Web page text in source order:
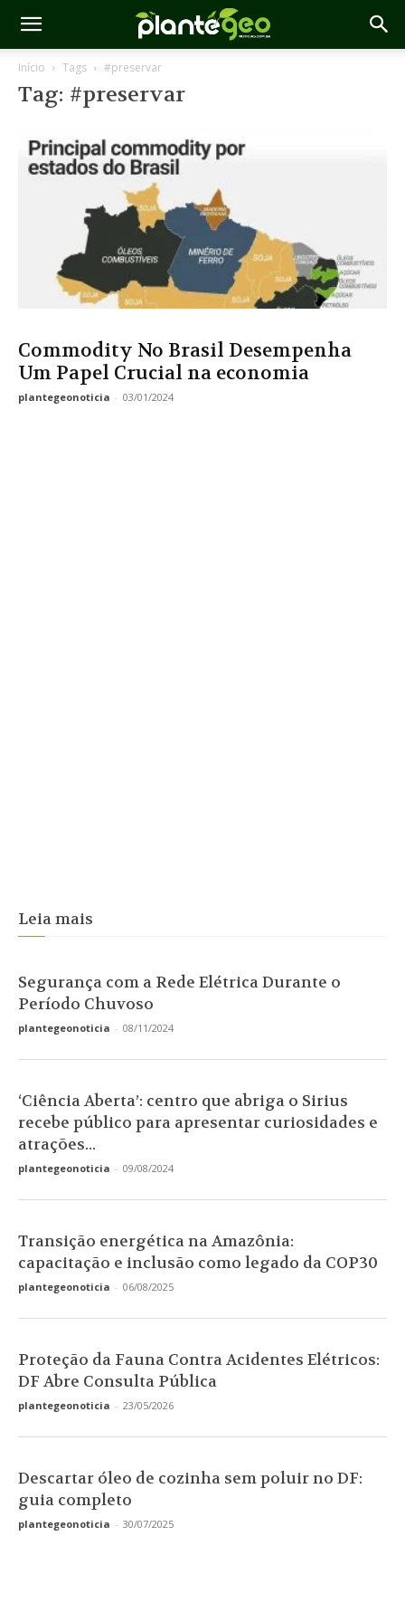
Início Tags #preservar
Tag: #preservar
Commodity No Brasil Desempenha
Um Papel Crucial na economia
plantegeonoticia - 03/01/2024
Leia mais
Segurança com a Rede Elétrica Durante o
Período Chuvoso
plantegeonoticia - 08/11/2024
‘Ciência Aberta’: centro que abriga o Sirius
recebe público para apresentar curiosidades e
atrações...
plantegeonoticia - 09/08/2024
Transição energética na Amazônia:
capacitação e inclusão como legado da COP30
plantegeonoticia - 06/08/2025
Proteção da Fauna Contra Acidentes Elétricos:
DF Abre Consulta Pública
plantegeonoticia - 23/05/2026
Descartar óleo de cozinha sem poluir no DF:
guia completo
plantegeonoticia - 30/07/2025